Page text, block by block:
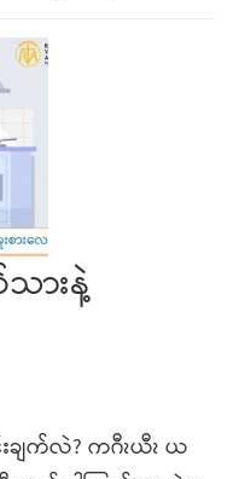
ားနဲ့
းချက်လဲ? ကဂီၩယီၩ ယ